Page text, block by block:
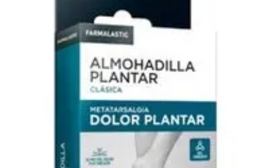
Guide d'AchatConseils Pratiques
Guides d'Achat
Semoir Agricole